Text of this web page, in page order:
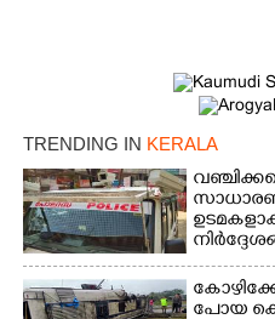
TRENDING IN KERALA
പോയ